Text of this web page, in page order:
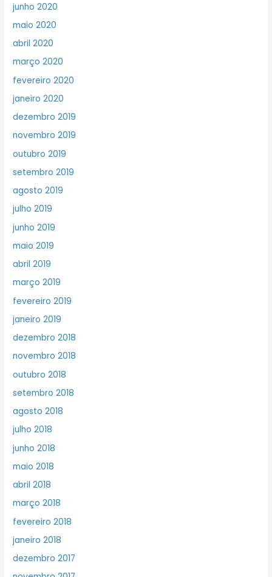
junho 2020
maio 2020
abril 2020
março 2020
fevereiro 2020
janeiro 2020
dezembro 2019
novembro 2019
outubro 2019
setembro 2019
agosto 2019
julho 2019
junho 2019
maio 2019
abril 2019
março 2019
fevereiro 2019
janeiro 2019
dezembro 2018
novembro 2018
outubro 2018
setembro 2018
agosto 2018
julho 2018
junho 2018
maio 2018
abril 2018
março 2018
fevereiro 2018
janeiro 2018
dezembro 2017